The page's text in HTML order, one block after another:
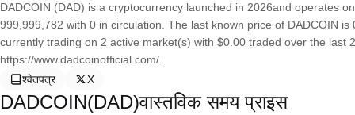
DADCOIN (DAD) is a cryptocurrency launched in 2026and operates
999,999,782 with 0 in circulation. The last known price of DADCOIN
currently trading on 2 active market(s) with $0.00 traded over the last
https://www.dadcoinofficial.com/.
श्वेतपत्र
X
DADCOIN(DAD)वास्तविक समय प्राइस